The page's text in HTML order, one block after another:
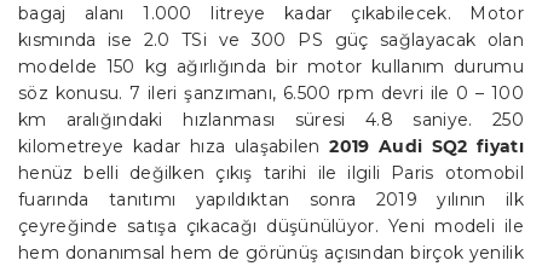
bagaj alanı 1.000 litreye kadar çıkabilecek. Motor
kısmında ise 2.0 TSi ve 300 PS güç sağlayacak olan
modelde 150 kg ağırlığında bir motor kullanım durumu
söz konusu. 7 ileri şanzımanı, 6.500 rpm devri ile 0 – 100
km aralığındaki hızlanması süresi 4.8 saniye. 250
kilometreye kadar hıza ulaşabilen2019 Audi SQ2 fiyatı
henüz belli değilken çıkış tarihi ile ilgili Paris otomobil
fuarında tanıtımı yapıldıktan sonra 2019 yılının ilk
çeyreğinde satışa çıkacağı düşünülüyor. Yeni modeli ile
hem donanımsal hem de görünüş açısından birçok yenilik